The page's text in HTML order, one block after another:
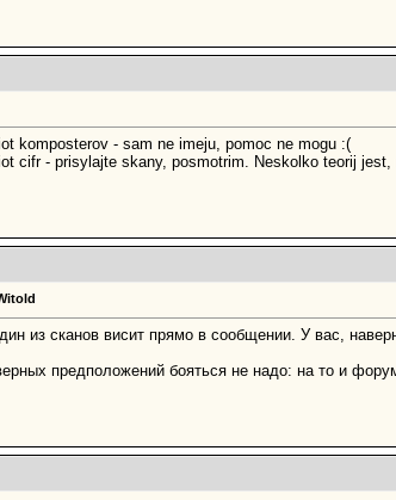
komposterov - sam ne imeju, pomoc ne mogu :(
cifr - prisylajte skany, posmotrim. Neskolko teorij
из сканов висит прямо в сообщении. У вас,
предположений бояться не надо: на то и